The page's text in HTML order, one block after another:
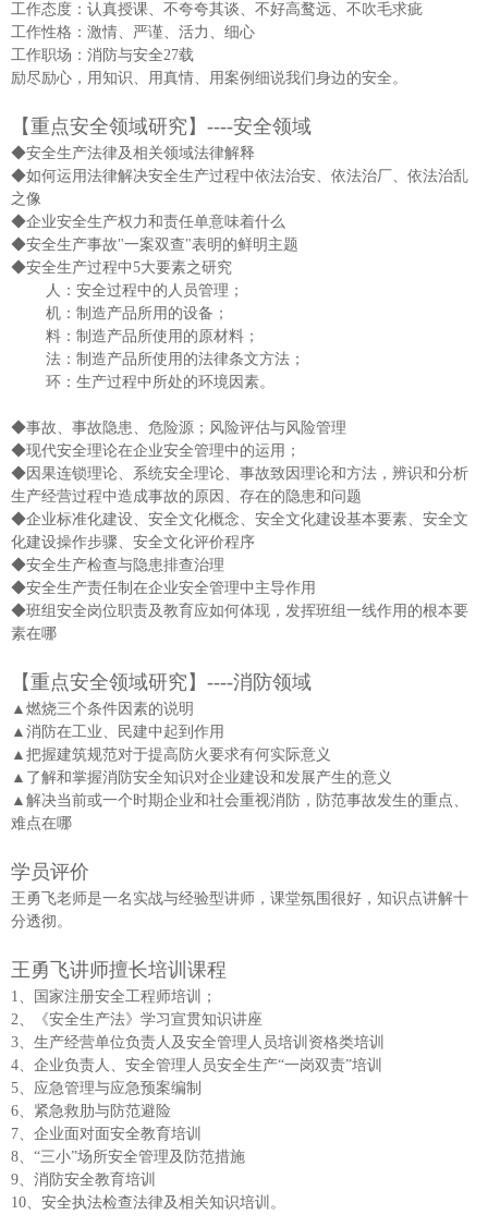
工作态度：认真授课、不夸夸其谈、不好高鹜远、不吹毛求疵
工作性格：激情、严谨、活力、细心
工作职场：消防与安全27载
励尽励心，用知识、用真情、用案例细说我们身边的安全。
【重点安全领域研究】----安全领域
◆安全生产法律及相关领域法律解释
◆如何运用法律解决安全生产过程中依法治安、依法治厂、依法治乱
之像
◆企业安全生产权力和责任单意味着什么
◆安全生产事故"一案双查"表明的鲜明主题
◆安全生产过程中5大要素之研究
人：安全过程中的人员管理；
机：制造产品所用的设备；
料：制造产品所使用的原材料；
法：制造产品所使用的法律条文方法；
环：生产过程中所处的环境因素。
◆事故、事故隐患、危险源；风险评估与风险管理
◆现代安全理论在企业安全管理中的运用；
◆因果连锁理论、系统安全理论、事故致因理论和方法，辨识和分析
生产经营过程中造成事故的原因、存在的隐患和问题
◆企业标准化建设、安全文化概念、安全文化建设基本要素、安全文
化建设操作步骤、安全文化评价程序
◆安全生产检查与隐患排查治理
◆安全生产责任制在企业安全管理中主导作用
◆班组安全岗位职责及教育应如何体现，发挥班组一线作用的根本要
素在哪
【重点安全领域研究】----消防领域
▲燃烧三个条件因素的说明
▲消防在工业、民建中起到作用
▲把握建筑规范对于提高防火要求有何实际意义
▲了解和掌握消防安全知识对企业建设和发展产生的意义
▲解决当前或一个时期企业和社会重视消防，防范事故发生的重点、
难点在哪
学员评价
王勇飞老师是一名实战与经验型讲师，课堂氛围很好，知识点讲解十
分透彻。
王勇飞讲师擅长培训课程
1、国家注册安全工程师培训；
2、《安全生产法》学习宣贯知识讲座
3、生产经营单位负责人及安全管理人员培训资格类培训
4、企业负责人、安全管理人员安全生产“一岗双责”培训
5、应急管理与应急预案编制
6、紧急救肋与防范避险
7、企业面对面安全教育培训
8、“三小”场所安全管理及防范措施
9、消防安全教育培训
10、安全执法检查法律及相关知识培训。